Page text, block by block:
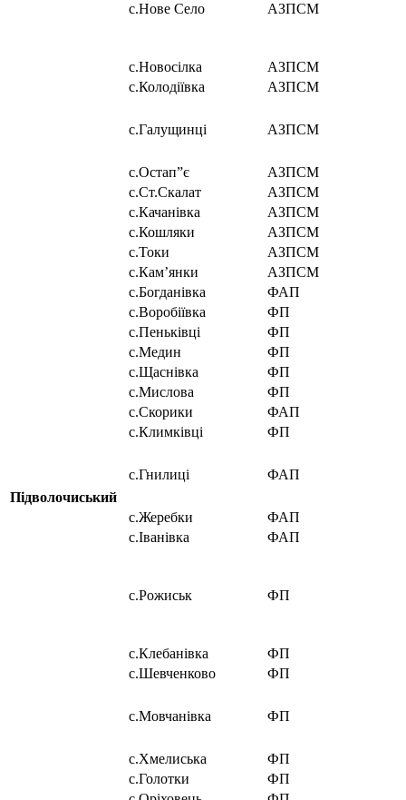
Підволочиський
с.Нове Село АЗПСМ
с.Новосілка
АЗПСМ
с.Колодіївка
АЗПСМ
с.Галущинці АЗПСМ
с.Остап”є
АЗПСМ
с.Ст.Скалат
АЗПСМ
с.Качанівка
АЗПСМ
с.Кошляки
АЗПСМ
с.Токи
АЗПСМ
с.Кам’янки
АЗПСМ
с.Богданівка
ФАП
с.Воробіївка
ФП
с.Пеньківці
ФП
с.Медин
ФП
с.Щаснівка
ФП
с.Мислова
ФП
с.Скорики
ФАП
с.Климківці
ФП
с.Гнилиці ФАП
с.Жеребки
ФАП
с.Іванівка
ФАП
с.Рожиськ ФП
с.Клебанівка
ФП
с.Шевченково
ФП
с.Мовчанівка ФП
с.Хмелиська
ФП
с.Голотки
ФП